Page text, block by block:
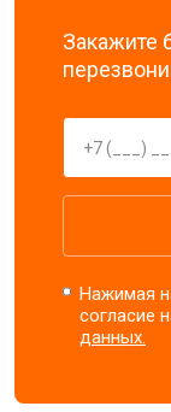
Закажите
Нажимая
согласие
данных.